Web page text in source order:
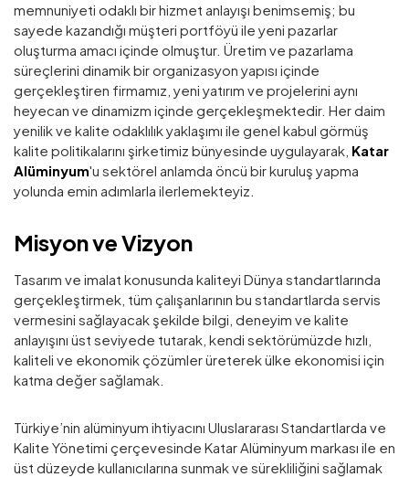
memnuniyeti odaklı bir hizmet anlayışı benimsemiş; bu
sayede kazandığı müşteri portföyü ile yeni pazarlar
oluşturma amacı içinde olmuştur. Üretim ve pazarlama
süreçlerini dinamik bir organizasyon yapısı içinde
gerçekleştiren firmamız, yeni yatırım ve projelerini aynı
heyecan ve dinamizm içinde gerçekleşmektedir. Her daim
yenilik ve kalite odaklılık yaklaşımı ile genel kabul görmüş
kalite politikalarını şirketimiz bünyesinde uygulayarak, Katar
Alüminyum'u sektörel anlamda öncü bir kuruluş yapma
yolunda emin adımlarla ilerlemekteyiz.
Misyon ve Vizyon
Tasarım ve imalat konusunda kaliteyi Dünya standartlarında
gerçekleştirmek, tüm çalışanlarının bu standartlarda servis
vermesini sağlayacak şekilde bilgi, deneyim ve kalite
anlayışını üst seviyede tutarak, kendi sektörümüzde hızlı,
kaliteli ve ekonomik çözümler üreterek ülke ekonomisi için
katma değer sağlamak.
Türkiye’nin alüminyum ihtiyacını Uluslararası Standartlarda ve
Kalite Yönetimi çerçevesinde Katar Alüminyum markası ile en
üst düzeyde kullanıcılarına sunmak ve sürekliliğini sağlamak